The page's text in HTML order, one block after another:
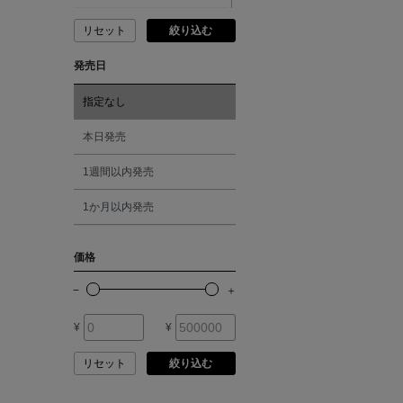
SANDAL
ANTIPAST
ANYA HINDMARCH
ARCS LONDON
ARIZONA LOVE
ARMA
ピンク
レッド
オレンジ
シルバー
リセット 絞り込む
発売日
指定なし
本日発売
1週間以内発売
1か月以内発売
価格
¥ ¥
リセット 絞り込む